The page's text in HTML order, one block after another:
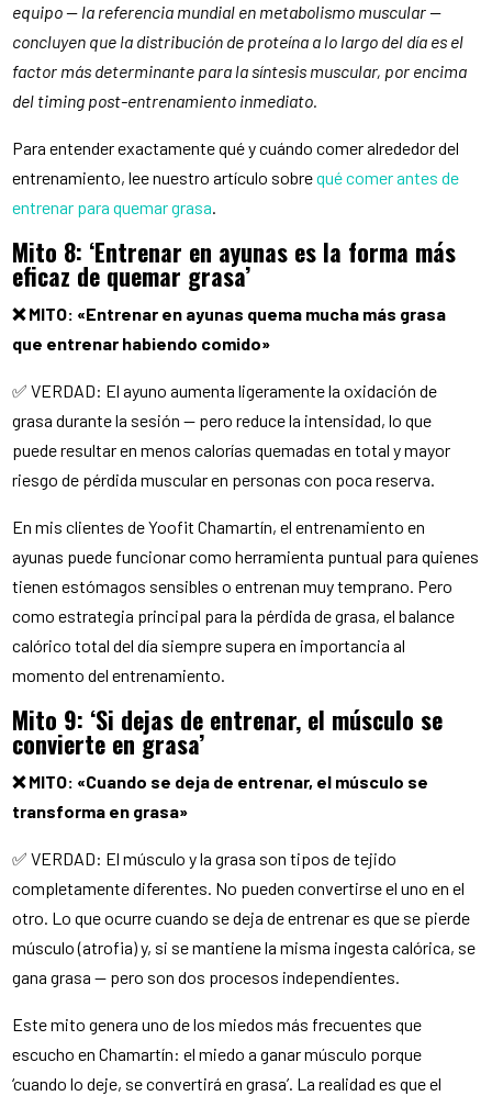
equipo — la referencia mundial en metabolismo muscular —
concluyen que la distribución de proteína a lo largo del día es el
factor más determinante para la síntesis muscular, por encima
del timing post-entrenamiento inmediato.
Para entender exactamente qué y cuándo comer alrededor del
entrenamiento, lee nuestro artículo sobrequé comer antes de
entrenar para quemar grasa.
Mito 8: ‘Entrenar en ayunas es la forma más
eficaz de quemar grasa’
❌ MITO: «Entrenar en ayunas quema mucha más grasa
que entrenar habiendo comido»
✅ VERDAD: El ayuno aumenta ligeramente la oxidación de
grasa durante la sesión — pero reduce la intensidad, lo que
puede resultar en menos calorías quemadas en total y mayor
riesgo de pérdida muscular en personas con poca reserva.
En mis clientes de Yoofit Chamartín, el entrenamiento en
ayunas puede funcionar como herramienta puntual para quienes
tienen estómagos sensibles o entrenan muy temprano. Pero
como estrategia principal para la pérdida de grasa, el balance
calórico total del día siempre supera en importancia al
momento del entrenamiento.
Mito 9: ‘Si dejas de entrenar, el músculo se
convierte en grasa’
❌ MITO: «Cuando se deja de entrenar, el músculo se
transforma en grasa»
✅ VERDAD: El músculo y la grasa son tipos de tejido
completamente diferentes. No pueden convertirse el uno en el
otro. Lo que ocurre cuando se deja de entrenar es que se pierde
músculo (atrofia) y, si se mantiene la misma ingesta calórica, se
gana grasa — pero son dos procesos independientes.
Este mito genera uno de los miedos más frecuentes que
escucho en Chamartín: el miedo a ganar músculo porque
‘cuando lo deje, se convertirá en grasa’. La realidad es que el